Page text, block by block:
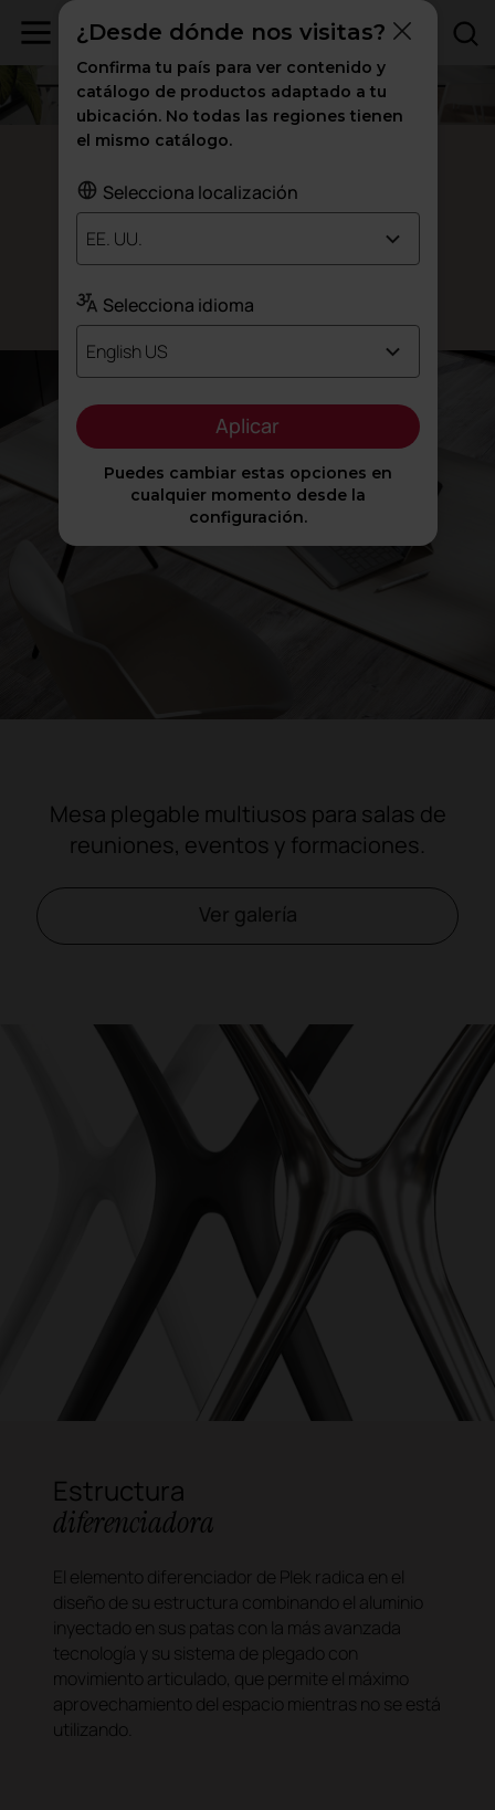
Pliégatea su
Diseñado por Alegre Design
Mesa plegable multiusos para salas de
reuniones, eventos y formaciones.
Ver galería
Estructura
diferenciadora
El elemento diferenciador de Plek radica en el
diseño de su estructura combinando el aluminio
inyectado en sus patas con la más avanzada
tecnología y su sistema de plegado con
movimiento articulado, que permite el máximo
aprovechamiento del espacio mientras no se está
utilizando.
¿Desde dónde nos visitas?
Confirma tu país para ver contenido y
catálogo de productos adaptado a tu
ubicación. No todas las regiones tienen
el mismo catálogo.
Selecciona localización
EE. UU.
Selecciona idioma
English US
Aplicar
Puedes cambiar estas opciones en
cualquier momento desde la
configuración.